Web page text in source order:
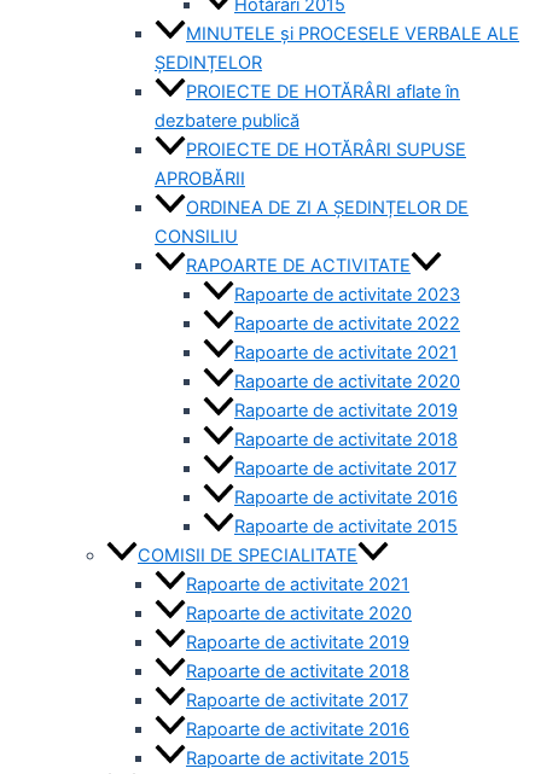
MINUTELE și PROCESELE VERBALE ALE
ȘEDINȚELOR
PROIECTE DE HOTĂRÂRI aflate în
dezbatere publică
PROIECTE DE HOTĂRÂRI SUPUSE
APROBĂRII
ORDINEA DE ZI A ȘEDINȚELOR DE
CONSILIU
RAPOARTE DE ACTIVITATE
Rapoarte de activitate 2023
Rapoarte de activitate 2022
Rapoarte de activitate 2021
Rapoarte de activitate 2020
Rapoarte de activitate 2019
Rapoarte de activitate 2018
Rapoarte de activitate 2017
Rapoarte de activitate 2016
Rapoarte de activitate 2015
COMISII DE SPECIALITATE
Rapoarte de activitate 2021
Rapoarte de activitate 2020
Rapoarte de activitate 2019
Rapoarte de activitate 2018
Rapoarte de activitate 2017
Rapoarte de activitate 2016
Rapoarte de activitate 2015